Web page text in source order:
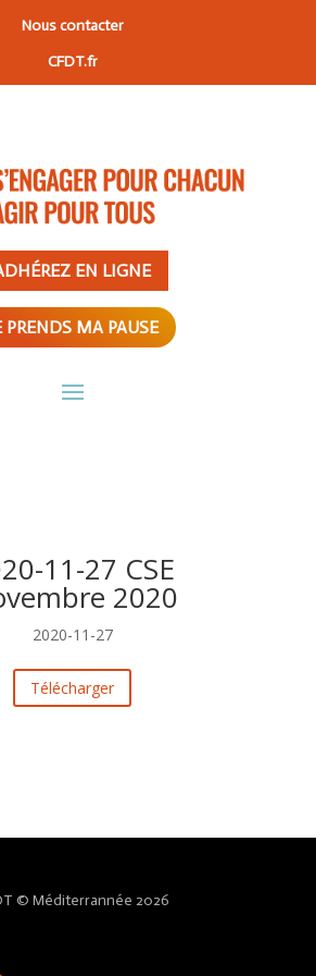
Nous contacter
CFDT.fr
EN LIGNE
PRENDS MA PAUSE
11-27 CSE
2020
2020-11-27
Télécharger
© Méditerrannée 2026